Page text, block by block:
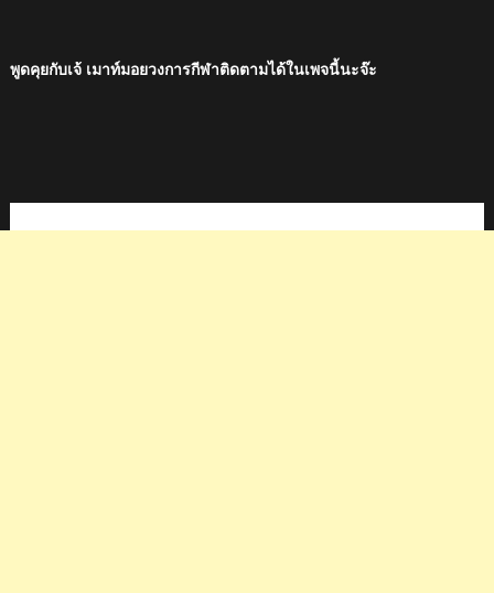
พูดคุยกับเจ้ เมาท์มอยวงการกีฬาติดตามได้ในเพจนี้นะจ๊ะ